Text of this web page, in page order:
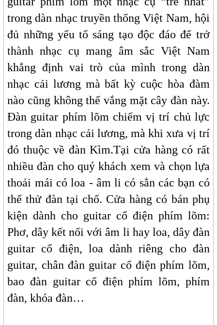
trong dàn nhạc truyền thống Việt Nam, hội
đủ những yếu tố sáng tạo độc đáo để trở
thành nhạc cụ mang âm sắc Việt Nam
khẳng định vai trò của mình trong dàn
nhạc cải lương mà bất kỳ cuộc hòa đàm
nào cũng không thể vắng mặt cây đàn này.
Đàn guitar phím lõm chiếm vị trí chủ lực
trong dàn nhạc cải lương, mà khi xưa vị trí
đó thuộc về đàn Kìm.Tại cửa hàng có rất
nhiều đàn cho quý khách xem và chọn lựa
thoải mái có loa - âm li có sẳn các bạn có
thể thử đàn tại chổ. Cửa hàng có bán phụ
kiện dành cho guitar cổ điện phím lõm:
Phơ, dây kết nối với âm li hay loa, dây đàn
guitar cổ điện, loa dành riêng cho đàn
guitar, chân đàn guitar cổ điện phím lõm,
bao đàn guitar cổ điện phím lõm, phím
đàn, khóa đàn…